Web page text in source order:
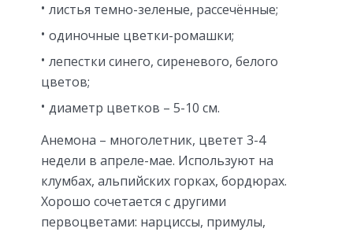
листья темно-зеленые, рассечённые;
одиночные цветки-ромашки;
лепестки синего, сиреневого, белого
цветов;
диаметр цветков – 5-10 см.
Анемона – многолетник, цветет 3-4
недели в апреле-мае. Используют на
клумбах, альпийских горках, бордюрах.
Хорошо сочетается с другими
первоцветами: нарциссы, примулы,